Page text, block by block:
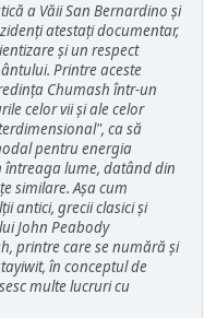
a Văii San Bernardino și
atestați documentar,
și un respect
Printre aceste
Chumash într-un
celor vii și ale celor
ca să
pentru energia
lume, datând din
similare. Așa cum
antici, grecii clasici și
John Peabody
printre care se numără și
în conceptul de
multe lucruri cu